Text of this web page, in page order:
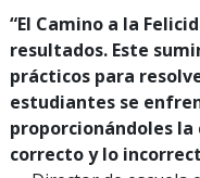
“El Camino a la
resultados. Este
prácticos para
estudiantes se
proporcionándoles
correcto y lo